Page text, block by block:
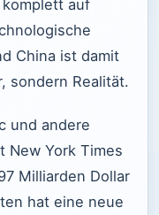
auf
China ist damit
sondern Realität.
und andere
New York Times
Milliarden Dollar
hat eine neue